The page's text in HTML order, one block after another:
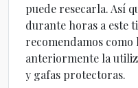
puede resecarla. Así
durante horas a este
recomendamos como
anteriormente la
y gafas protectoras.